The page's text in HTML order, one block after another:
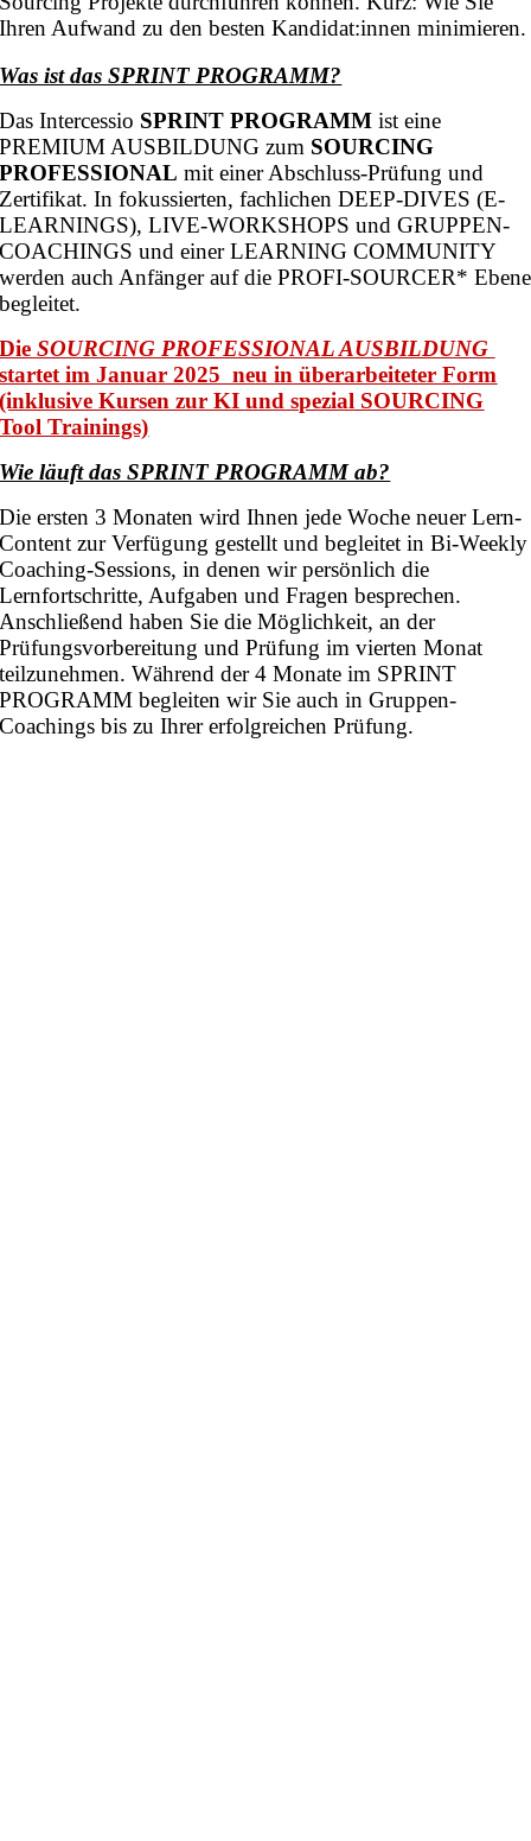
Ihren Aufwand zu den besten Kandidat:innen minimieren.
Was ist das SPRINT PROGRAMM?
Das Intercessio SPRINT PROGRAMM ist eine
PREMIUM AUSBILDUNG zum SOURCING
PROFESSIONAL mit einer Abschluss-Prüfung und
Zertifikat. In fokussierten, fachlichen DEEP-DIVES (E-
LEARNINGS), LIVE-WORKSHOPS und GRUPPEN-
COACHINGS und einer LEARNING COMMUNITY
werden auch Anfänger auf die PROFI-SOURCER* Ebene
begleitet.
Die SOURCING PROFESSIONAL AUSBILDUNG
startet im Januar 2025 neu in überarbeiteter Form
(inklusive Kursen zur KI und spezial SOURCING
Tool Trainings)
Wie läuft das SPRINT PROGRAMM ab?
Die ersten 3 Monaten wird Ihnen jede Woche neuer Lern-
Content zur Verfügung gestellt und begleitet in Bi-Weekly
Coaching-Sessions, in denen wir persönlich die
Lernfortschritte, Aufgaben und Fragen besprechen.
Anschließend haben Sie die Möglichkeit, an der
Prüfungsvorbereitung und Prüfung im vierten Monat
teilzunehmen. Während der 4 Monate im SPRINT
PROGRAMM begleiten wir Sie auch in Gruppen-
Coachings bis zu Ihrer erfolgreichen Prüfung.